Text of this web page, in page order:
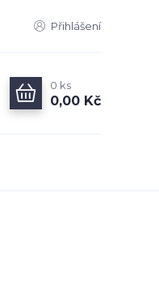
Přihlášení
0 ks
0,00 Kč